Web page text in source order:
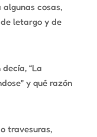
cosas,
letargo y de
“La
y qué razón
travesuras,